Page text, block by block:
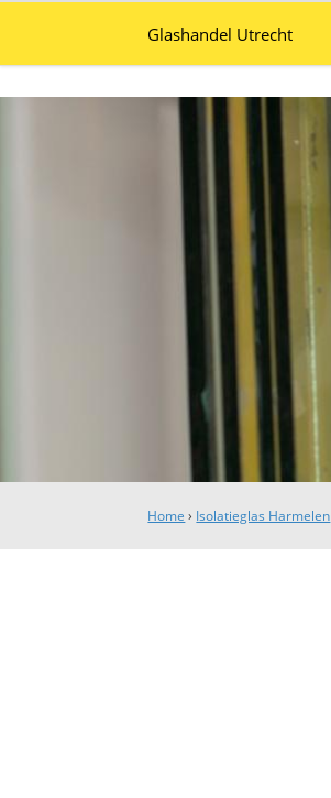
Glashandel Utrecht
Home › Isolatieglas Harmelen